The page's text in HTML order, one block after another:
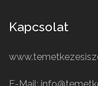
Kapcsolat